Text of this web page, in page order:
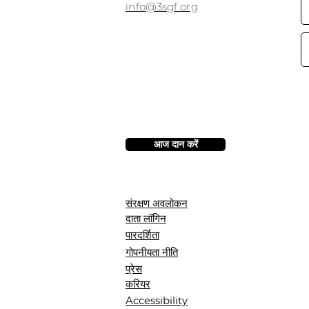
​info@3sgf.org
आज दान करें
संरक्षण अवलोकन
दाता लॉगिन
पारदर्शिता
गोपनीयता नीति
प्रेस
करियर
Accessibility